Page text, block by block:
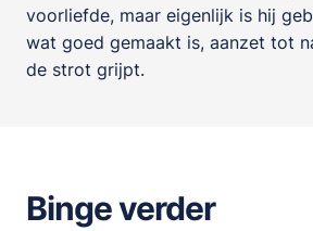
voorliefde, maar eigenlijk is hij
wat goed gemaakt is, aanzet tot
de strot grijpt.
Binge verder